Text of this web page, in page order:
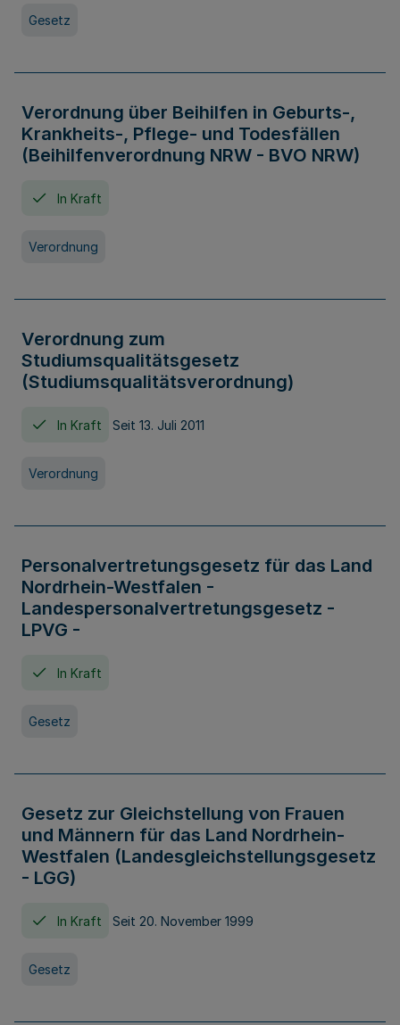
Gesetz
Verordnung über Beihilfen in Geburts-,
Krankheits-, Pflege- und Todesfällen
(Beihilfenverordnung NRW - BVO NRW)
In Kraft
Verordnung
Verordnung zum
Studiumsqualitätsgesetz
(Studiumsqualitätsverordnung)
In Kraft Seit 13. Juli 2011
Verordnung
Personalvertretungsgesetz für das Land
Nordrhein-Westfalen -
Landespersonalvertretungsgesetz -
LPVG -
In Kraft
Gesetz
Gesetz zur Gleichstellung von Frauen
und Männern für das Land Nordrhein-
Westfalen (Landesgleichstellungsgesetz
- LGG)
In Kraft Seit 20. November 1999
Gesetz